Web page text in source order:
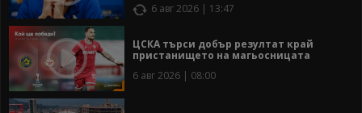
6 авг 2026 | 13:47
ЦСКА търси добър резултат край
пристанището на магьосницата
6 авг 2026 | 08:00